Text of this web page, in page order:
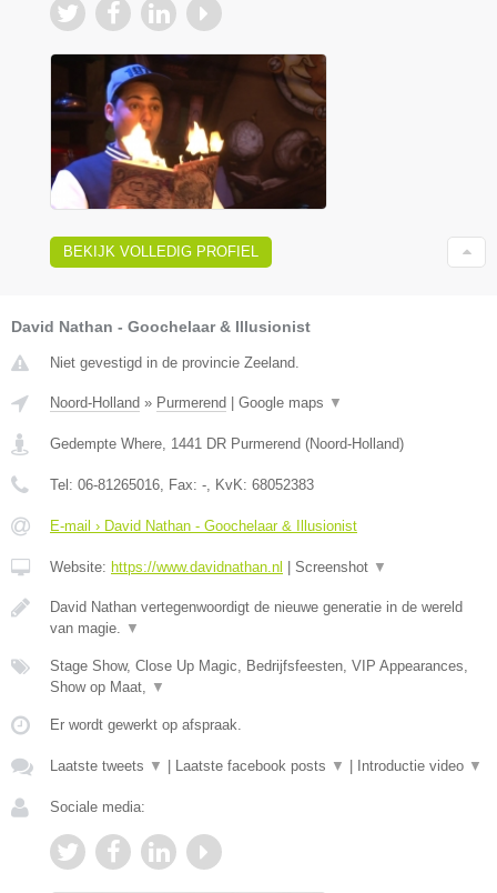
BEKIJK VOLLEDIG PROFIEL
David Nathan - Goochelaar & Illusionist
Niet gevestigd in de provincie Zeeland.
Noord-Holland » Purmerend Google maps ▼
Gedempte Where 1441 DR Purmerend (Noord-Holland)
Tel: 06-81265016 , Fax: - , KvK: 68052383
E-mail › David Nathan - Goochelaar & Illusionist
Website: https://www.davidnathan.nl Screenshot ▼
David Nathan vertegenwoordigt de nieuwe generatie in de wereld
van magie.
▼
Stage Show, Close Up Magic, Bedrijfsfeesten, VIP Appearances,
Show op Maat,
▼
Er wordt gewerkt op afspraak.
Laatste tweets ▼ Laatste facebook posts ▼ Introductie video ▼
Sociale media: